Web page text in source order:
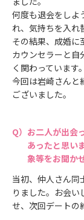
何度も退会をしよ
れ、気持ちを入れ
その結果、成婚に
カウンセラーと自
く関わっています。
今回は岩崎さんと
ございました。
お二人が出会
あったと思い
象等をお聞か
当初、仲人さん同
りました。お会
せ、次回デートの